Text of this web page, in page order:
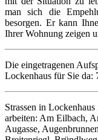
man sich die
besorgen. Er kann
Ihrer Wohnung zeigen
Die eingetragenen
Lockenhaus für Sie da:
Strassen in
arbeiten: Am Eilbach,
Augasse,